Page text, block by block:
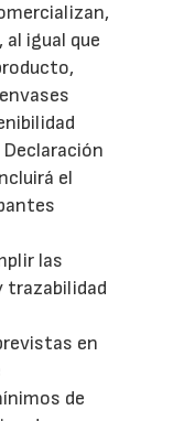
al igual que
el
las
trazabilidad
en
de